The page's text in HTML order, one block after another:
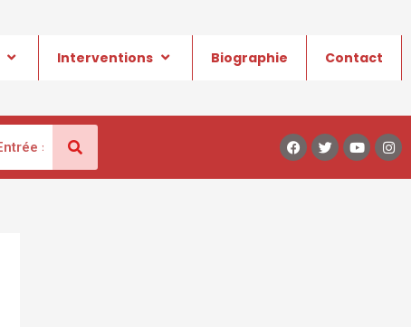
Interventions Biographie Contact